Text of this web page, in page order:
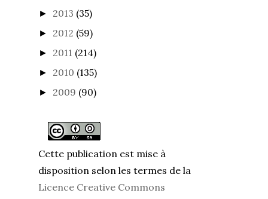
► 2013 (35)
► 2012 (59)
► 2011 (214)
► 2010 (135)
► 2009 (90)
Cette publication est mise à
disposition selon les termes de la
Licence Creative Commons